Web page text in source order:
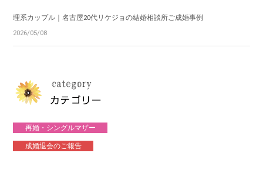
理系カップル｜名古屋20代リケジョの結婚相談所ご成婚事例
2026/05/08
再婚・シングルマザー
成婚退会のご報告